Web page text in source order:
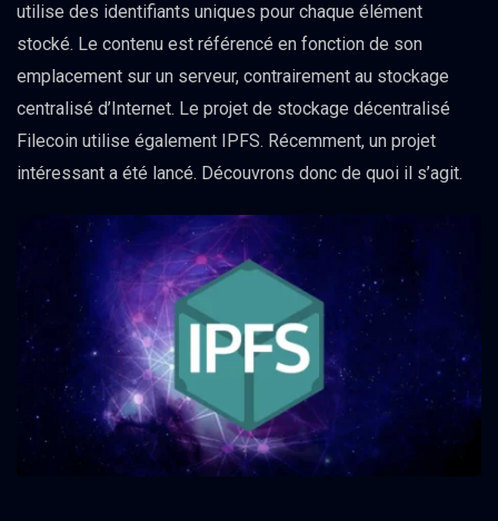
utilise des identifiants uniques pour chaque élément
stocké. Le contenu est référencé en fonction de son
emplacement sur un serveur, contrairement au stockage
centralisé d’Internet. Le projet de stockage décentralisé
Filecoin utilise également IPFS. Récemment, un projet
intéressant a été lancé. Découvrons donc de quoi il s’agit.